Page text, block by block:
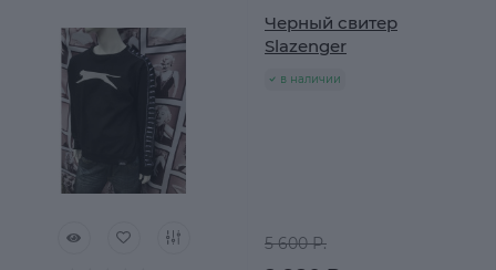
Черный свитер
Slazenger
в наличии
5 600 Р.